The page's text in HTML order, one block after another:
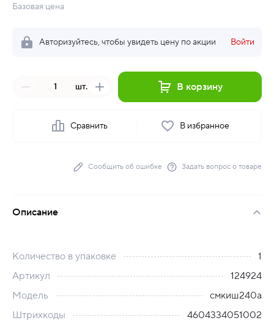
Базовая цена
Авторизуйтесь, чтобы увидеть цену по акции Войти
шт. В корзину
Сравнить В избранное
Сообщить об ошибке Задать вопрос о товаре
Описание
Количество в упаковке
1
Артикул
124924
Модель
смкиш240а
Штрихкоды
4604334051002